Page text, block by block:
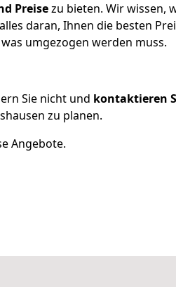
Preisezu bieten. Wir wissen,
daran, Ihnen die besten
umgezogen werden muss.
Sie nicht und kontaktieren
zu planen.
Angebote.